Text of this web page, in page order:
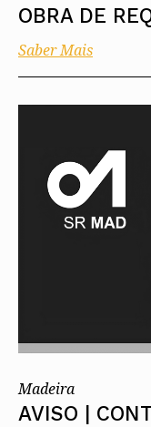
OBRA DE
Saber Mais
Madeira
AVISO |